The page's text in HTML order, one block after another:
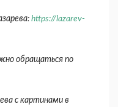
https://lazarev-
обращаться по
с картинами в